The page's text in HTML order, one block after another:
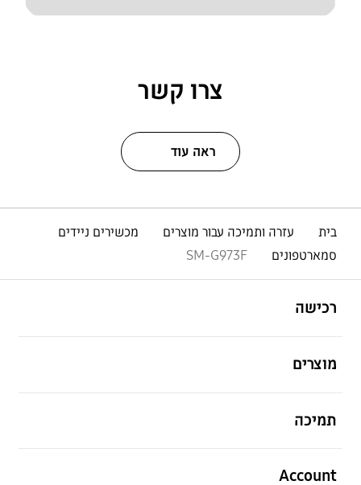
צרו קשר
ראה עוד
בית עזרה ותמיכה עבור מוצרים
מכשירים ניידים
סמארטפונים
SM-G973F
רכישה
מוצרים
תמיכה
Account